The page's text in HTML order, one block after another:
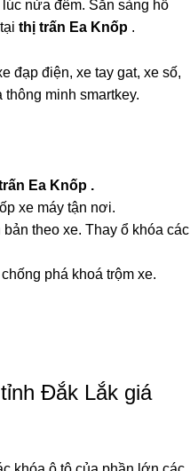
nửa đêm. Sẵn sàng hỗ
thị trấn Ea Knốp .
đạp điện, xe tay gat, xe số,
minh smartkey.
Ea Knốp .
xe máy tận nơi.
theo xe. Thay ổ khóa các
phá khoá trộm xe.
Đắk Lắk giá